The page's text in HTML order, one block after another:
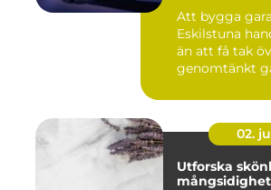
Att bygga
Eskilstuna
än att få tak
genomtänkt
02.
Utforska